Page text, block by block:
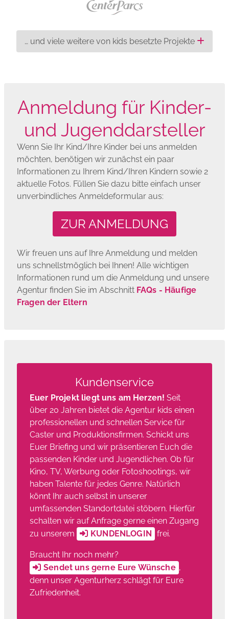
… und viele weitere von kids besetzte Projekte
Anmeldung für Kinder-
und Jugenddarsteller
Wenn Sie Ihr Kind/Ihre Kinder bei uns anmelden
möchten, benötigen wir zunächst ein paar
Informationen zu Ihrem Kind/Ihren Kindern sowie 2
aktuelle Fotos. Füllen Sie dazu bitte einfach unser
unverbindliches Anmeldeformular aus:
ZUR ANMELDUNG
Wir freuen uns auf Ihre Anmeldung und melden
uns schnellstmöglich bei Ihnen! Alle wichtigen
Informationen rund um die Anmeldung und unsere
Agentur finden Sie im Abschnitt FAQs - Häufige
Fragen der Eltern
Kundenservice
Euer Projekt liegt uns am Herzen! Seit
über 20 Jahren bietet die Agentur kids einen
professionellen und schnellen Service für
Caster und Produktionsfirmen. Schickt uns
Euer Briefing und wir präsentieren Euch die
passenden Kinder und Jugendlichen. Ob für
Kino, TV, Werbung oder Fotoshootings, wir
haben Talente für jedes Genre. Natürlich
könnt Ihr auch selbst in unserer
umfassenden Standortdatei stöbern. Hierfür
schalten wir auf Anfrage gerne einen Zugang
zu unserem
KUNDENLOGIN frei.
Braucht Ihr noch mehr?
Sendet uns gerne Eure Wünsche ,
denn unser Agenturherz schlägt für Eure
Zufriedenheit.